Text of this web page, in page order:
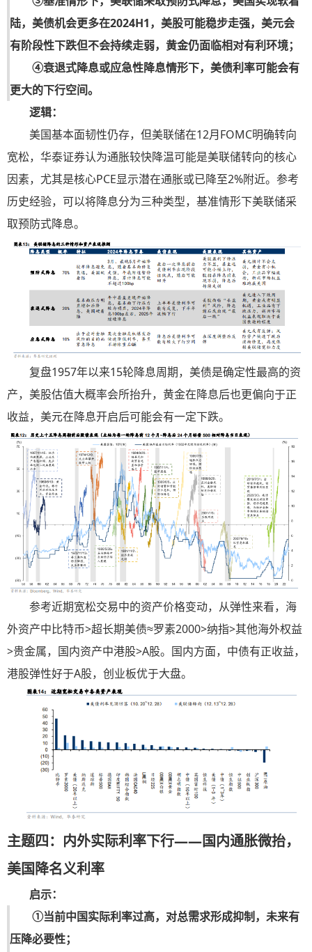
陆，美债机会更多在2024H1，美股可能稳步走强，美元会
有阶段性下跌但不会持续走弱，黄金仍面临相对有利环境；
④衰退式降息或应急性降息情形下，美债利率可能会有
更大的下行空间。
逻辑：
美国基本面韧性仍存，但美联储在12月FOMC明确转向
宽松，华泰证券认为通胀较快降温可能是美联储转向的核心
因素，尤其是核心PCE显示潜在通胀或已降至2%附近。参考
历史经验，可以将降息分为三种类型，基准情形下美联储采
取预防式降息。
复盘1957年以来15轮降息周期，美债是确定性最高的资
产，美股估值大概率会所抬升，黄金在降息后也更偏向于正
收益，美元在降息开启后可能会有一定下跌。
参考近期宽松交易中的资产价格变动，从弹性来看，海
外资产中比特币>超长期美债≈罗素2000>纳指>其他海外权益
>贵金属，国内资产中港股>A股。国内方面，中债有正收益，
港股弹性好于A股，创业板优于大盘。
主题四：内外实际利率下行——国内通胀微抬，
美国降名义利率
启示：
①当前中国实际利率过高，对总需求形成抑制，未来有
压降必要性；